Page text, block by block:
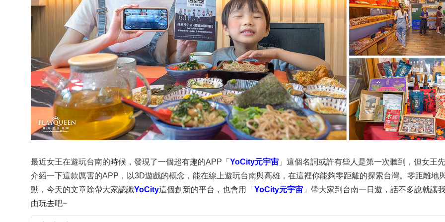
最近女王在遊玩台南的時候，發現了一個超有趣的APP「 YoCity元宇宙 」這個名詞或許有些人是第一次聽到，但女王
介紹一下這款厲害的APP，以3D遊戲的概念，能在線上遊玩台南與高雄，在這裡你能夠零距離的探索台灣。零距離地
動，今天的文章除帶大家認識YoCity這個創新的平台，也會用「 YoCity元宇宙 」帶大家到台南一日遊，話不多說就讓
由玩去吧~